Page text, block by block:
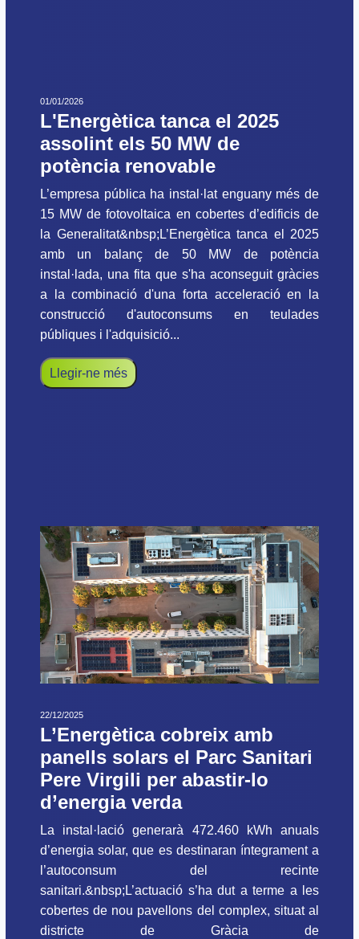
01/01/2026
L'Energètica tanca el 2025
assolint els 50 MW de
potència renovable
L’empresa pública ha instal·lat enguany més de
15 MW de fotovoltaica en cobertes d’edificis de
la Generalitat&nbsp;L’Energètica tanca el 2025
amb un balanç de 50 MW de potència
instal·lada, una fita que s'ha aconseguit gràcies
a la combinació d'una forta acceleració en la
construcció d'autoconsums en teulades
públiques i l'adquisició...
Llegir-ne més
22/12/2025
L’Energètica cobreix amb
panells solars el Parc Sanitari
Pere Virgili per abastir-lo
d’energia verda
La instal·lació generarà 472.460 kWh anuals
d’energia solar, que es destinaran íntegrament a
l’autoconsum del recinte
sanitari.&nbsp;L’actuació s’ha dut a terme a les
cobertes de nou pavellons del complex, situat al
districte de Gràcia de